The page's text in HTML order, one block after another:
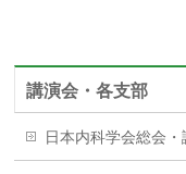
講演会・各支部
日本内科学会総会・